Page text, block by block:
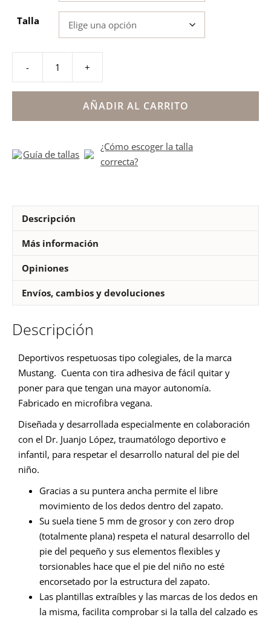
Talla
-
blanco
respetuosos
colegiales
cantidad
+
AÑADIR AL CARRITO
Guía de tallas
¿Cómo escoger la talla
correcta?
Descripción
Más información
Opiniones
Envíos, cambios y devoluciones
Descripción
Deportivos respetuosas tipo colegiales, de la marca
Mustang. Cuenta con tira adhesiva de fácil quitar y
poner para que tengan una mayor autonomía.
Fabricado en microfibra vegana.
Diseñada y desarrollada especialmente en colaboración
con el Dr. Juanjo López, traumatólogo deportivo e
infantil, para respetar el desarrollo natural del pie del
niño.
Gracias a su puntera ancha permite el libre
movimiento de los dedos dentro del zapato.
Su suela tiene 5 mm de grosor y con zero drop
(totalmente plana) respeta el natural desarrollo del
pie del pequeño y sus elementos flexibles y
torsionables hace que el pie del niño no esté
encorsetado por la estructura del zapato.
Las plantillas extraíbles y las marcas de los dedos en
la misma, facilita comprobar si la talla del calzado es